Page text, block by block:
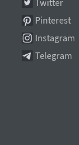
Twitter
Pinterest
Instagram
Telegram